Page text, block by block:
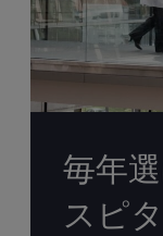
毎年
スピ